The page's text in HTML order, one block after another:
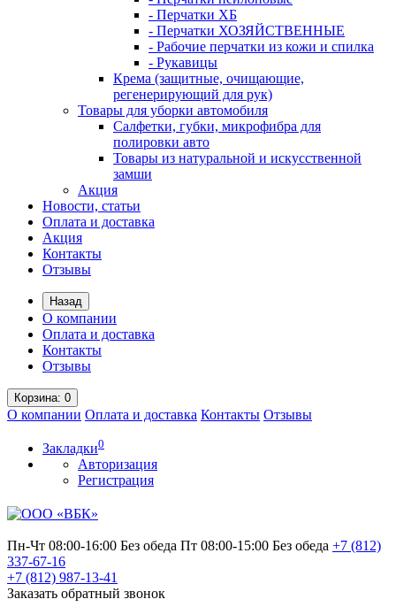
- Перчатки ХБ
- Перчатки ХОЗЯЙСТВЕННЫЕ
- Рабочие перчатки из кожи и спилка
- Рукавицы
Крема (защитные, очищающие,
регенерирующий для рук)
Товары для уборки автомобиля
Салфетки, губки, микрофибра для
полировки авто
Товары из натуральной и искусственной
замши
Акция
Новости, статьи
Оплата и доставка
Акция
Контакты
Отзывы
Назад
О компании
Оплата и доставка
Контакты
Отзывы
Корзина: 0
О компании Оплата и доставка Контакты Отзывы
Закладки0
Авторизация
Регистрация
Пн-Чт 08:00-16:00 Без обеда Пт 08:00-15:00 Без обеда +7 (812)
337-67-16
+7 (812) 987-13-41
Заказать обратный звонок